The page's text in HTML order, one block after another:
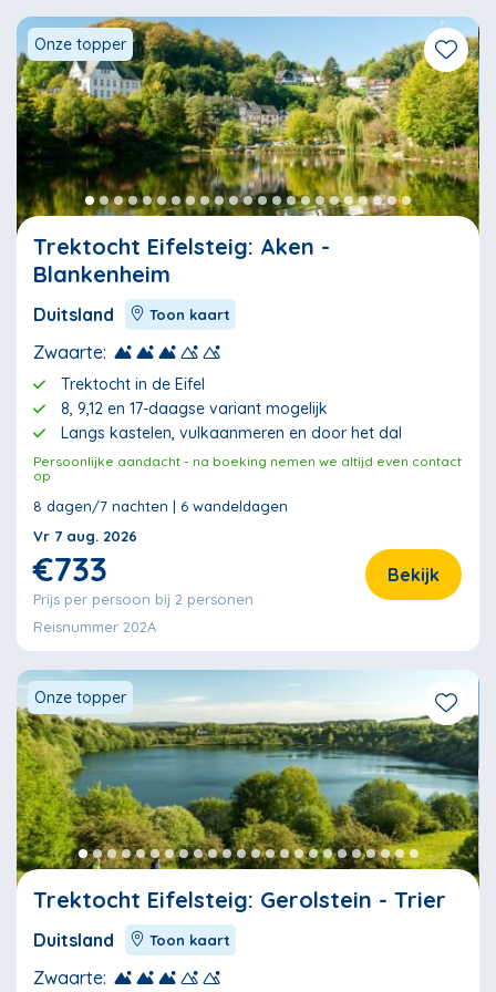
Onze topper
Trektocht Eifelsteig: Aken -
Blankenheim
Duitsland Toon kaart
Zwaarte:
Trektocht in de Eifel
8, 9,12 en 17-daagse variant mogelijk
Langs kastelen, vulkaanmeren en door het dal
Persoonlijke aandacht - na boeking nemen we altijd even contact
op
8 dagen/7 nachten | 6 wandeldagen
Vr 7 aug. 2026
€733
Prijs per persoon bij 2 personen
Bekijk
Reisnummer 202A
Onze topper
Trektocht Eifelsteig: Gerolstein - Trier
Duitsland Toon kaart
Zwaarte: